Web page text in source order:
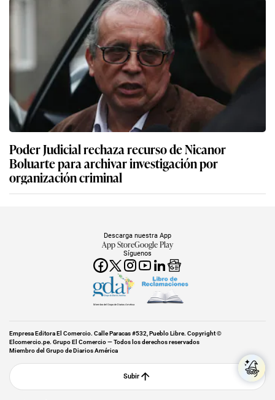
Poder Judicial rechaza recurso de Nicanor
Boluarte para archivar investigación por
organización criminal
Síguenos
Descarga nuestra App
App StoreGoogle Play
Miembro del Grupo de Diarios América
Empresa Editora El Comercio. Calle Paracas #532, Pueblo Libre. Copyright ©
Elcomercio.pe. Grupo El Comercio — Todos los derechos reservados
Miembro del Grupo de Diarios América
Subir